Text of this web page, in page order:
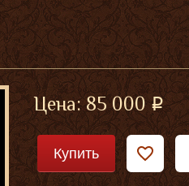
Цена:85 000
Купить